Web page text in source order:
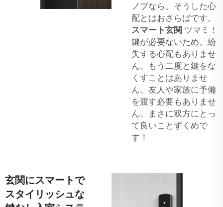
ノブなら、そうした心
配とはおさらばです。
スマート玄関 ツマミ！
鍵が必要ないため、紛
失する心配もありませ
ん。もう二度と鍵をな
くすことはありませ
ん。友人や家族に予備
を渡す必要もありませ
ん。まさに双方にとっ
て良いことずくめで
す！
玄関にスマートで
スタイリッシュな